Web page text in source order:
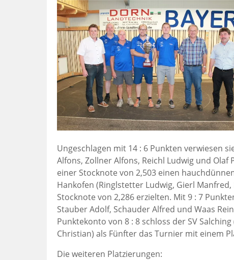
Ungeschlagen mit 14 : 6 Punkten verwiesen
Alfons, Zollner Alfons, Reichl Ludwig und
einer Stocknote von 2,503 einen
Hankofen (Ringlstetter Ludwig, Gierl
Stocknote von 2,286 erzielten. Mit 9 : 7
Stauber Adolf, Schauder Alfred und Waas
Punktekonto von 8 : 8 schloss der SV
Christian) als Fünfter das Turnier mit einem
Die weiteren Platzierungen: